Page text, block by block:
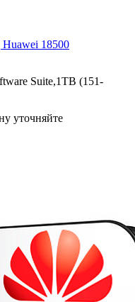
18500
Suite,1TB (151-
уточняйте